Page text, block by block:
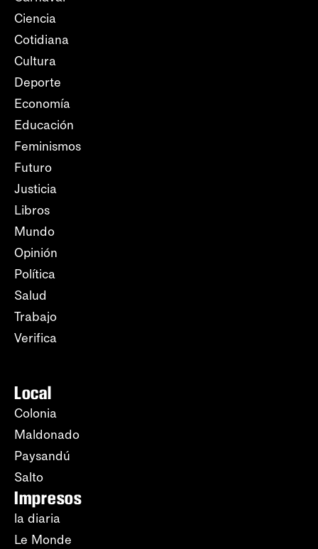
Ciencia
Cotidiana
Cultura
Deporte
Economía
Educación
Feminismos
Futuro
Justicia
Libros
Mundo
Opinión
Política
Salud
Trabajo
Verifica
Local
Colonia
Maldonado
Paysandú
Salto
Impresos
la diaria
Le Monde